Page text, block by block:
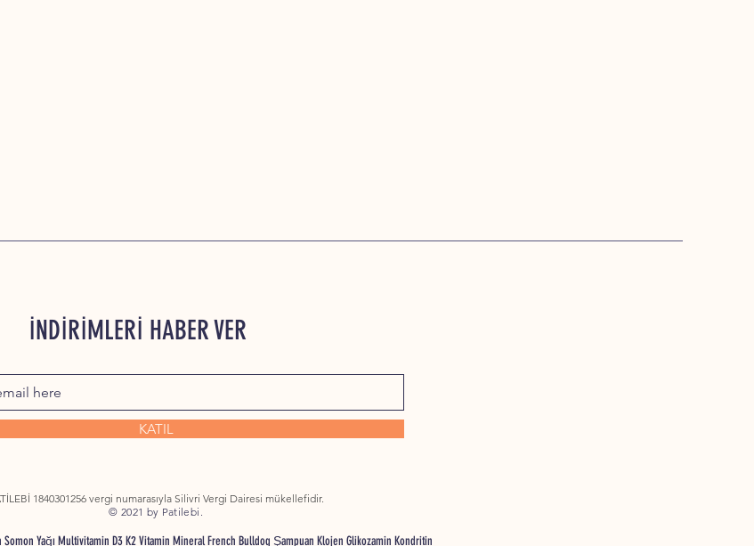
İNDİRİMLERİ HABER VER
KATIL
1840301256 vergi numarasıyla Silivri Vergi Dairesi mükellefidir.
© 2021 by Patilebi.
Somon Yağı Multivitamin D3 K2 Vitamin Mineral French Bulldog Şampuan Klojen Glikozamin Kondritin